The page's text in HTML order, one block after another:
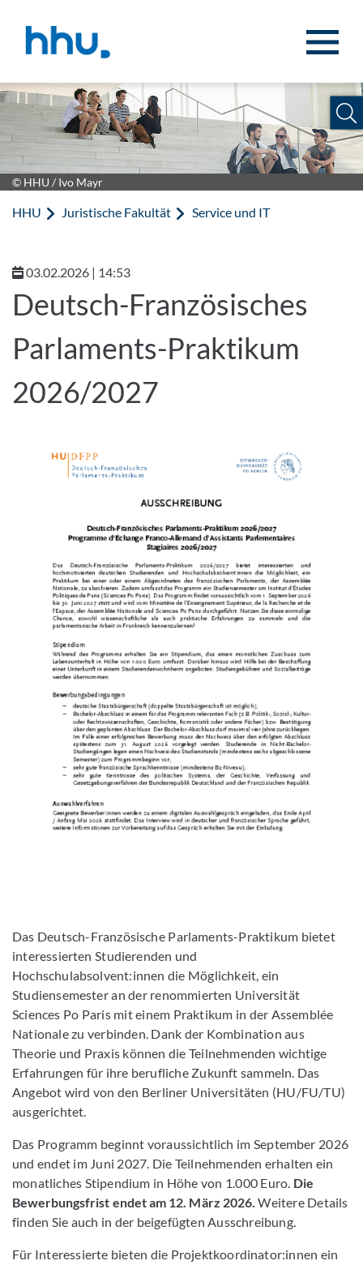
© HHU / Ivo Mayr
HHU Juristische Fakultät Service und IT
03.02.2026 | 14:53
Deutsch-Französisches
Parlaments-Praktikum
2026/2027
Das Deutsch-Französische Parlaments-Praktikum bietet
interessierten Studierenden und
Hochschulabsolvent:innen die Möglichkeit, ein
Studiensemester an der renommierten Universität
Sciences Po Paris mit einem Praktikum in der Assemblée
Nationale zu verbinden. Dank der Kombination aus
Theorie und Praxis können die Teilnehmenden wichtige
Erfahrungen für ihre berufliche Zukunft sammeln. Das
Angebot wird von den Berliner Universitäten (HU/FU/TU)
ausgerichtet.
Das Programm beginnt voraussichtlich im September 2026
und endet im Juni 2027. Die Teilnehmenden erhalten ein
monatliches Stipendium in Höhe von 1.000 Euro. Die
Bewerbungsfrist endet am 12. März 2026. Weitere Details
finden Sie auch in der beigefügten Ausschreibung.
Für Interessierte bieten die Projektkoordinator:innen ein